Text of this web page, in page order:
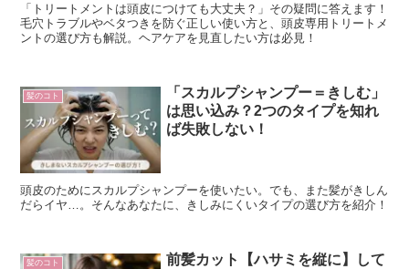
「トリートメントは頭皮につけても大丈夫？」その疑問に答えます！
毛穴トラブルやベタつきを防ぐ正しい使い方と、頭皮専用トリートメ
ントの選び方も解説。ヘアケアを見直したい方は必見！
髪のコト
「スカルプシャンプー＝きしむ」
は思い込み？2つのタイプを知れ
ば失敗しない！
頭皮のためにスカルプシャンプーを使いたい。でも、また髪がきしん
だらイヤ…。そんなあなたに、きしみにくいタイプの選び方を紹介！
髪のコト
前髪カット【ハサミを縦に】して